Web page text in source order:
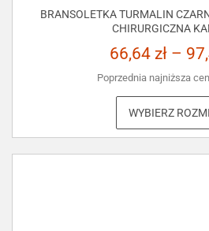
BRANSOLETKA TURMALIN
CHIRURGICZNA
66,64 zł –
Poprzednia najniższa
WYBIERZ